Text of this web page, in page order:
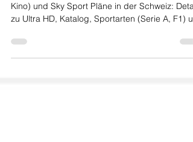
Vergleichen Sie die Sky Show (TV-Serien und
Kino) und Sky Sport Pläne in der Schweiz:
zu Ultra HD, Katalog, Sportarten (Serie A, F1)